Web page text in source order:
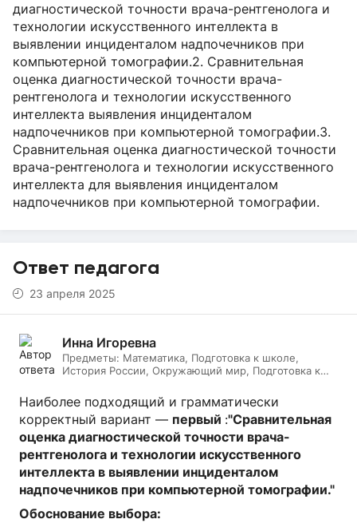
диагностической точности врача-рентгенолога и
технологии искусственного интеллекта в
выявлении инциденталом надпочечников при
компьютерной томографии.2. Сравнительная
оценка диагностической точности врача-
рентгенолога и технологии искусственного
интеллекта выявления инциденталом
надпочечников при компьютерной томографии.3.
Сравнительная оценка диагностической точности
врача-рентгенолога и технологии искусственного
интеллекта для выявления инциденталом
надпочечников при компьютерной томографии.
Ответ педагога
23 апреля 2025
Инна Игоревна
Предметы: Математика, Подготовка к школе,
История России, Окружающий мир, Подготовка к
Всеобщая история, Литература, ИЗО, МХК,
Литературное чтение, Подготовка к ОГЭ, Русский
язык
Наиболее подходящий и грамматически
корректный вариант — первый :"Сравнительная
оценка диагностической точности врача-
рентгенолога и технологии искусственного
интеллекта в выявлении инциденталом
надпочечников при компьютерной томографии."
Обоснование выбора: